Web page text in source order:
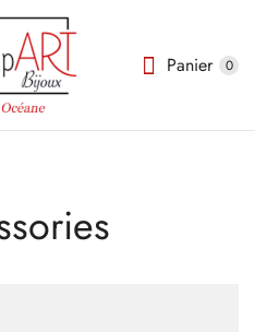
Panier 0